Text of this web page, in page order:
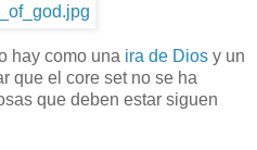
hay como una ira de Dios y un
que el core set no se ha
que deben estar siguen